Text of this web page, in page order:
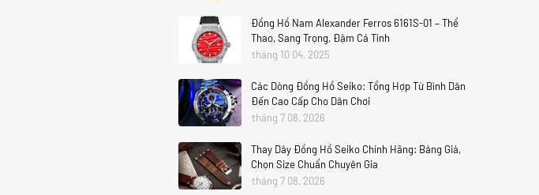
Đồng Hồ Nam Alexander Ferros 6161S-01 – Thể
Thao, Sang Trọng, Đậm Cá Tính
tháng 10 04, 2025
Các Dòng Đồng Hồ Seiko: Tổng Hợp Từ Bình Dân
Đến Cao Cấp Cho Dân Chơi
tháng 7 08, 2026
Thay Dây Đồng Hồ Seiko Chính Hãng: Bảng Giá,
Chọn Size Chuẩn Chuyên Gia
tháng 7 08, 2026